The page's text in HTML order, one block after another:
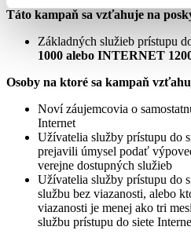
Táto kampaň sa vzťahuje na
Základných služieb prístupu
1000 alebo INTERNET
Osoby na ktoré sa kampaň
Noví záujemcovia o
Internet
Užívatelia služby prístupu do
prejavili úmysel podať
verejne dostupných služieb
Užívatelia služby prístupu do
službu bez viazanosti, alebo
viazanosti je menej ako tri
službu prístupu do siete